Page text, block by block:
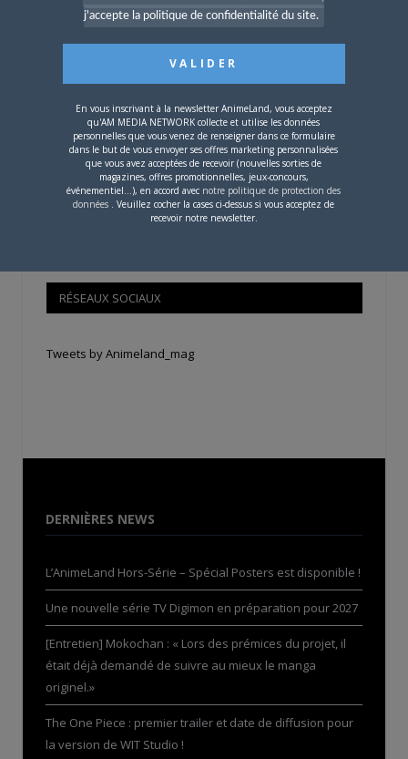
Pour savoir où trouver nos magazines, cliquez sur la
Si votre ville n'est pas dans la liste, contactez-nous
RÉSEAUX SOCIAUX
Tweets by Animeland_mag
DERNIÈRES NEWS
L’AnimeLand Hors-Série – Spécial Posters est disponible !
Une nouvelle série TV Digimon en préparation pour 2027
[Entretien] Mokochan : « Lors des prémices du projet, il
était déjà demandé de suivre au mieux le manga
originel.»
The One Piece : premier trailer et date de diffusion pour
la version de WIT Studio !
j'accepte la politique de confidentialité du site.
En vous inscrivant à la newsletter AnimeLand, vous acceptez
qu'AM MEDIA NETWORK collecte et utilise les données
personnelles que vous venez de renseigner dans ce formulaire
dans le but de vous envoyer ses offres marketing personnalisées
que vous avez acceptées de recevoir (nouvelles sorties de
magazines, offres promotionnelles, jeux-concours,
événementiel...), en accord avec notre politique de protection des
données . Veuillez cocher la cases ci-dessus si vous acceptez de
recevoir notre newsletter.